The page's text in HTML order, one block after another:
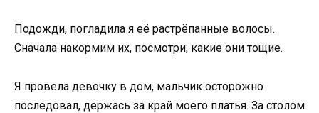
Подожди, погладила я её растрёпанные волосы.
Сначала накормим их, посмотри, какие они тощие.
Я провела девочку в дом, мальчик осторожно
последовал, держась за край моего платья. За столом